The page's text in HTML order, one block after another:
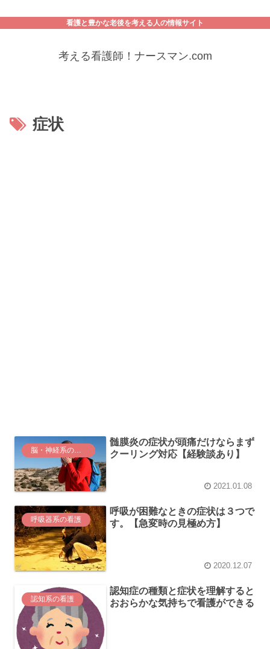
看護と豊かな老後を考える人の情報サイト
考える看護師！ナースマン.com
症状
髄膜炎の症状が頭痛だけならまず
クーリング対応【経験談あり】
2021.01.08
呼吸器系の看護
呼吸が困難なときの症状は３つで
す。【急変時の見極め方】
2020.12.07
認知系の看護
認知症の種類と症状を理解すると
おおらかな気持ちで看護ができる